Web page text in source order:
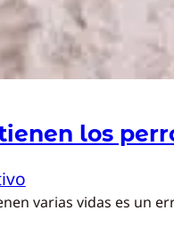
los
varias vidas es un